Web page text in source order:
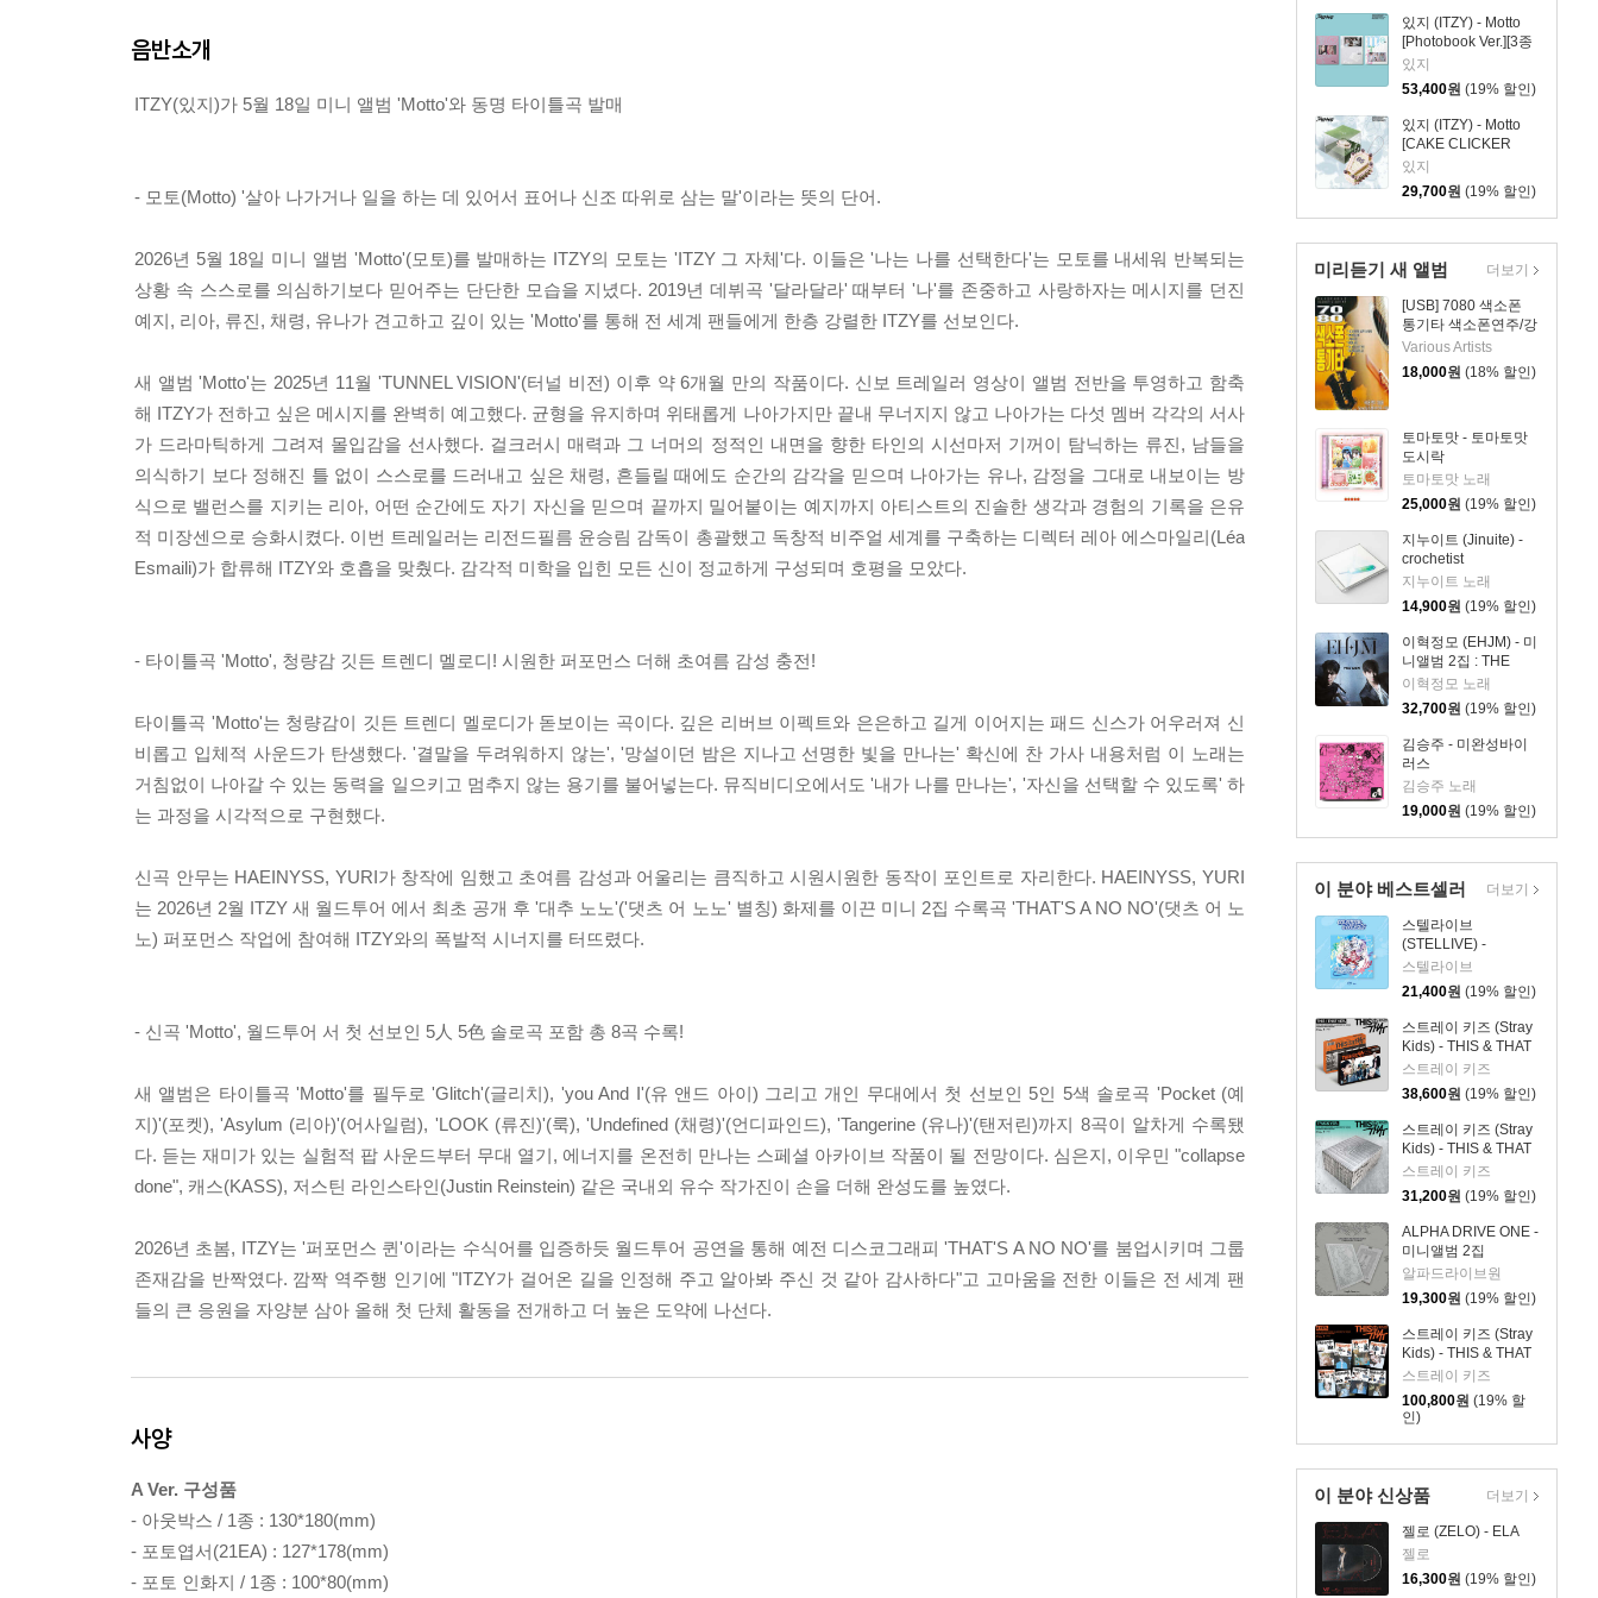
있지 (ITZY) - Motto
[Photobook Ver.][3종
SET]
있지
53,400원 (19% 할인)
있지 (ITZY) - Motto
[CAKE CLICKER
KEYRING Ver.]
있지
29,700원 (19% 할인)
미리듣기 새 앨범
[USB] 7080 색소폰
통기타 색소폰연주/강
승용
Various Artists
18,000원 (18% 할인)
토마토맛 - 토마토맛
도시락
토마토맛 노래
25,000원 (19% 할인)
지누이트 (Jinuite) -
crochetist
지누이트 노래
14,900원 (19% 할인)
이혁정모 (EHJM) - 미
니앨범 2집 : THE
MEN
이혁정모 노래
32,700원 (19% 할인)
김승주 - 미완성바이
러스
김승주 노래
19,000원 (19% 할인)
더보기
이 분야 베스트셀러
스텔라이브
(STELLIVE) -
STELLIVE Cliche 1st
EP 「Colorful
Strokes」 - CD Ver.
스텔라이브
21,400원 (19% 할인)
스트레이 키즈 (Stray
Kids) - THIS & THAT
[2종 SET]
스트레이 키즈
38,600원 (19% 할인)
스트레이 키즈 (Stray
Kids) - THIS & THAT
[TRUCK VER.]
스트레이 키즈
31,200원 (19% 할인)
ALPHA DRIVE ONE -
미니앨범 2집
'UNBREAKABLE : 少
年BEAST' [Fragile
Beast Ver.]
알파드라이브원
19,300원 (19% 할인)
스트레이 키즈 (Stray
Kids) - THIS & THAT
[& VER.][8종 SET]
스트레이 키즈
100,800원 (19% 할
인)
더보기
이 분야 신상품
젤로 (ZELO) - ELA
젤로
16,300원 (19% 할인)
더보기
음반소개
ITZY(있지)가 5월 18일 미니 앨범 'Motto'와 동명 타이틀곡 발매
- 모토(Motto) '살아 나가거나 일을 하는 데 있어서 표어나 신조 따위로 삼는 말'이라는 뜻의 단어.
2026년 5월 18일 미니 앨범 'Motto'(모토)를 발매하는 ITZY의 모토는 'ITZY 그 자체'다. 이들은 '나는 나를 선택한다'는 모토를 내세워 반복되는
상황 속 스스로를 의심하기보다 믿어주는 단단한 모습을 지녔다. 2019년 데뷔곡 '달라달라' 때부터 '나'를 존중하고 사랑하자는 메시지를 던진
예지, 리아, 류진, 채령, 유나가 견고하고 깊이 있는 'Motto'를 통해 전 세계 팬들에게 한층 강렬한 ITZY를 선보인다.
새 앨범 'Motto'는 2025년 11월 'TUNNEL VISION'(터널 비전) 이후 약 6개월 만의 작품이다. 신보 트레일러 영상이 앨범 전반을 투영하고 함축
해 ITZY가 전하고 싶은 메시지를 완벽히 예고했다. 균형을 유지하며 위태롭게 나아가지만 끝내 무너지지 않고 나아가는 다섯 멤버 각각의 서사
가 드라마틱하게 그려져 몰입감을 선사했다. 걸크러시 매력과 그 너머의 정적인 내면을 향한 타인의 시선마저 기꺼이 탐닉하는 류진, 남들을
의식하기 보다 정해진 틀 없이 스스로를 드러내고 싶은 채령, 흔들릴 때에도 순간의 감각을 믿으며 나아가는 유나, 감정을 그대로 내보이는 방
식으로 밸런스를 지키는 리아, 어떤 순간에도 자기 자신을 믿으며 끝까지 밀어붙이는 예지까지 아티스트의 진솔한 생각과 경험의 기록을 은유
적 미장센으로 승화시켰다. 이번 트레일러는 리전드필름 윤승림 감독이 총괄했고 독창적 비주얼 세계를 구축하는 디렉터 레아 에스마일리(Léa
Esmaili)가 합류해 ITZY와 호흡을 맞췄다. 감각적 미학을 입힌 모든 신이 정교하게 구성되며 호평을 모았다.
- 타이틀곡 'Motto', 청량감 깃든 트렌디 멜로디! 시원한 퍼포먼스 더해 초여름 감성 충전!
타이틀곡 'Motto'는 청량감이 깃든 트렌디 멜로디가 돋보이는 곡이다. 깊은 리버브 이펙트와 은은하고 길게 이어지는 패드 신스가 어우러져 신
비롭고 입체적 사운드가 탄생했다. '결말을 두려워하지 않는', '망설이던 밤은 지나고 선명한 빛을 만나는' 확신에 찬 가사 내용처럼 이 노래는
거침없이 나아갈 수 있는 동력을 일으키고 멈추지 않는 용기를 불어넣는다. 뮤직비디오에서도 '내가 나를 만나는', '자신을 선택할 수 있도록' 하
는 과정을 시각적으로 구현했다.
신곡 안무는 HAEINYSS, YURI가 창작에 임했고 초여름 감성과 어울리는 큼직하고 시원시원한 동작이 포인트로 자리한다. HAEINYSS, YURI
는 2026년 2월 ITZY 새 월드투어 에서 최초 공개 후 '대추 노노'('댓츠 어 노노' 별칭) 화제를 이끈 미니 2집 수록곡 'THAT'S A NO NO'(댓츠 어 노
노) 퍼포먼스 작업에 참여해 ITZY와의 폭발적 시너지를 터뜨렸다.
- 신곡 'Motto', 월드투어 서 첫 선보인 5人 5色 솔로곡 포함 총 8곡 수록!
새 앨범은 타이틀곡 'Motto'를 필두로 'Glitch'(글리치), 'you And I'(유 앤드 아이) 그리고 개인 무대에서 첫 선보인 5인 5색 솔로곡 'Pocket (예
지)'(포켓), 'Asylum (리아)'(어사일럼), 'LOOK (류진)'(룩), 'Undefined (채령)'(언디파인드), 'Tangerine (유나)'(탠저린)까지 8곡이 알차게 수록됐
다. 듣는 재미가 있는 실험적 팝 사운드부터 무대 열기, 에너지를 온전히 만나는 스페셜 아카이브 작품이 될 전망이다. 심은지, 이우민 "collapse
done", 캐스(KASS), 저스틴 라인스타인(Justin Reinstein) 같은 국내외 유수 작가진이 손을 더해 완성도를 높였다.
2026년 초봄, ITZY는 '퍼포먼스 퀸'이라는 수식어를 입증하듯 월드투어 공연을 통해 예전 디스코그래피 'THAT'S A NO NO'를 붐업시키며 그룹
존재감을 반짝였다. 깜짝 역주행 인기에 "ITZY가 걸어온 길을 인정해 주고 알아봐 주신 것 같아 감사하다"고 고마움을 전한 이들은 전 세계 팬
들의 큰 응원을 자양분 삼아 올해 첫 단체 활동을 전개하고 더 높은 도약에 나선다.
사양
A Ver. 구성품
- 아웃박스 / 1종 : 130*180(mm)
- 포토엽서(21EA) : 127*178(mm)
- 포토 인화지 / 1종 : 100*80(mm)